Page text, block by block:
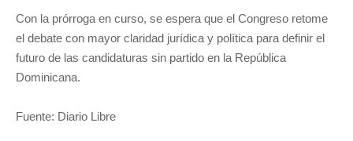
Con la prórroga en curso, se espera que el Congreso retome
el debate con mayor claridad jurídica y política para definir el
futuro de las candidaturas sin partido en la República
Dominicana.
Fuente: Diario Libre